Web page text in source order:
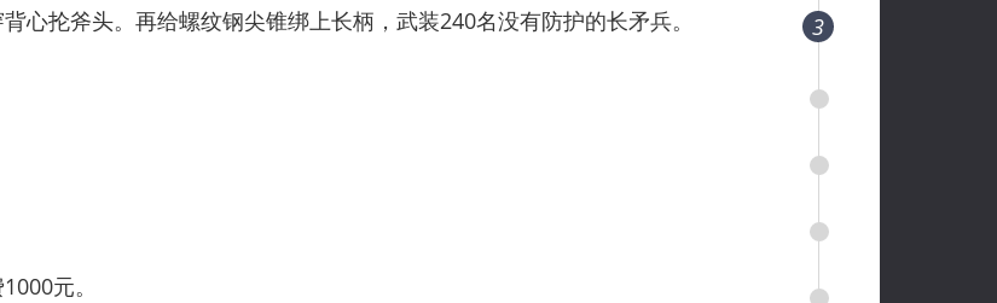
抡斧头。再给螺纹钢尖锥绑上长柄，武装240名没有防护的长矛兵。 3
元。